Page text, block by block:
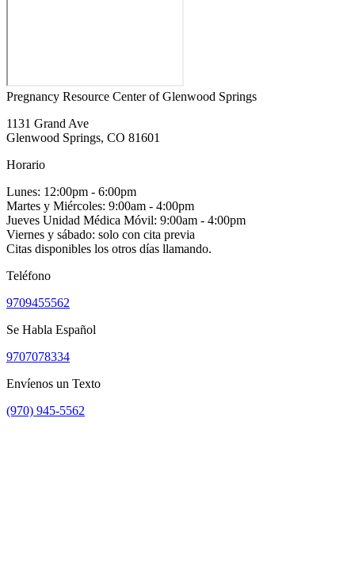
Pregnancy Resource Center of Glenwood Springs
1131 Grand Ave
Glenwood Springs, CO 81601
Horario
Lunes: 12:00pm - 6:00pm
Martes y Miércoles: 9:00am - 4:00pm
Jueves Unidad Médica Móvil: 9:00am - 4:00pm
Viernes y sábado: solo con cita previa
Citas disponibles los otros días llamando.
Teléfono
9709455562
Se Habla Español
9707078334
Envíenos un Texto
(970) 945-5562